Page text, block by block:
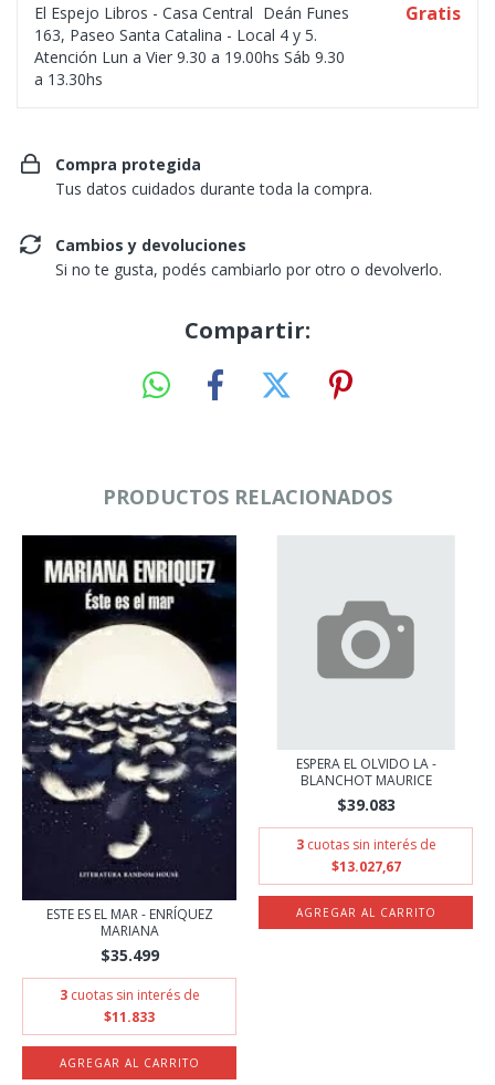
El Espejo Libros - Casa Central Deán Funes
163, Paseo Santa Catalina - Local 4 y 5.
Atención Lun a Vier 9.30 a 19.00hs Sáb 9.30
a 13.30hs
Gratis
Compra protegida
Tus datos cuidados durante toda la compra.
Cambios y devoluciones
Si no te gusta, podés cambiarlo por otro o devolverlo.
Compartir:
PRODUCTOS RELACIONADOS
ESTE ES EL MAR - ENRÍQUEZ
MARIANA
$35.499
3 cuotas sin interés de
$11.833
ESPERA EL OLVIDO LA -
BLANCHOT MAURICE
$39.083
3 cuotas sin interés de
$13.027,67